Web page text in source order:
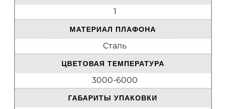
1
МАТЕРИАЛ ПЛАФОНА
Сталь
ЦВЕТОВАЯ ТЕМПЕРАТУРА
3000-6000
ГАБАРИТЫ УПАКОВКИ